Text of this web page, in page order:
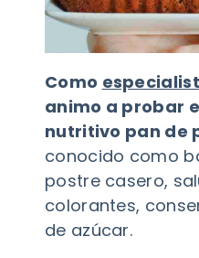
Como
animo a probar
nutritivo pan de
conocido como
postre casero,
colorantes,
de azúcar.